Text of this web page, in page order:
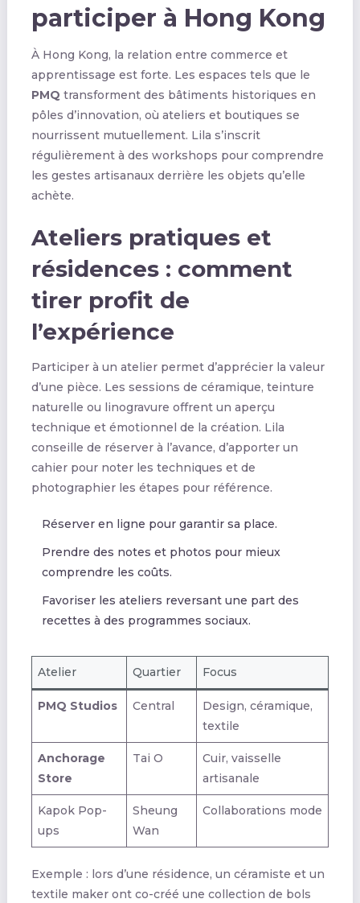
participer à Hong Kong
À Hong Kong, la relation entre commerce et
apprentissage est forte. Les espaces tels que le
PMQ transforment des bâtiments historiques en
pôles d’innovation, où ateliers et boutiques se
nourrissent mutuellement. Lila s’inscrit
régulièrement à des workshops pour comprendre
les gestes artisanaux derrière les objets qu’elle
achète.
Ateliers pratiques et
résidences : comment
tirer profit de
l’expérience
Participer à un atelier permet d’apprécier la valeur
d’une pièce. Les sessions de céramique, teinture
naturelle ou linogravure offrent un aperçu
technique et émotionnel de la création. Lila
conseille de réserver à l’avance, d’apporter un
cahier pour noter les techniques et de
photographier les étapes pour référence.
Réserver en ligne pour garantir sa place.
Prendre des notes et photos pour mieux
comprendre les coûts.
Favoriser les ateliers reversant une part des
recettes à des programmes sociaux.
Atelier Quartier Focus
PMQ Studios Central
Design, céramique,
textile
Anchorage
Store
Tai O
Cuir, vaisselle
artisanale
Kapok Pop-
ups
Sheung
Wan
Collaborations mode
Exemple : lors d’une résidence, un céramiste et un
textile maker ont co-créé une collection de bols